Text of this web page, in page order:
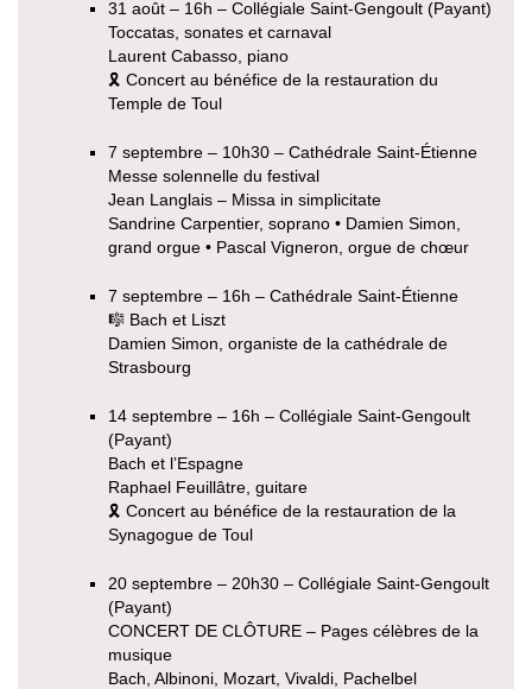
31 août – 16h – Collégiale Saint-Gengoult (Payant)
Toccatas, sonates et carnaval
Laurent Cabasso, piano
🎗 Concert au bénéfice de la restauration du
Temple de Toul
7 septembre – 10h30 – Cathédrale Saint-Étienne
Messe solennelle du festival
Jean Langlais – Missa in simplicitate
Sandrine Carpentier, soprano • Damien Simon,
grand orgue • Pascal Vigneron, orgue de chœur
7 septembre – 16h – Cathédrale Saint-Étienne
🎼 Bach et Liszt
Damien Simon, organiste de la cathédrale de
Strasbourg
14 septembre – 16h – Collégiale Saint-Gengoult
(Payant)
Bach et l’Espagne
Raphael Feuillâtre, guitare
🎗 Concert au bénéfice de la restauration de la
Synagogue de Toul
20 septembre – 20h30 – Collégiale Saint-Gengoult
(Payant)
CONCERT DE CLÔTURE – Pages célèbres de la
musique
Bach, Albinoni, Mozart, Vivaldi, Pachelbel